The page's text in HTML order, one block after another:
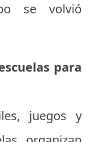
se volvió
para
juegos y